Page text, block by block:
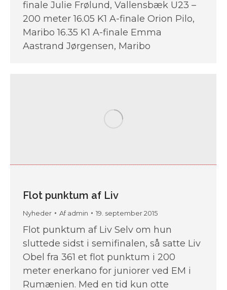
finale Julie Frølund, Vallensbæk U23 –
200 meter 16.05 K1 A-finale Orion Pilo,
Maribo 16.35 K1 A-finale Emma
Aastrand Jørgensen, Maribo
Flot punktum af Liv
Nyheder Afadmin 19. september 2015
Flot punktum af Liv Selv om hun
sluttede sidst i semifinalen, så satte Liv
Obel fra 361 et flot punktum i 200
meter enerkano for juniorer ved EM i
Rumænien. Med en tid kun otte